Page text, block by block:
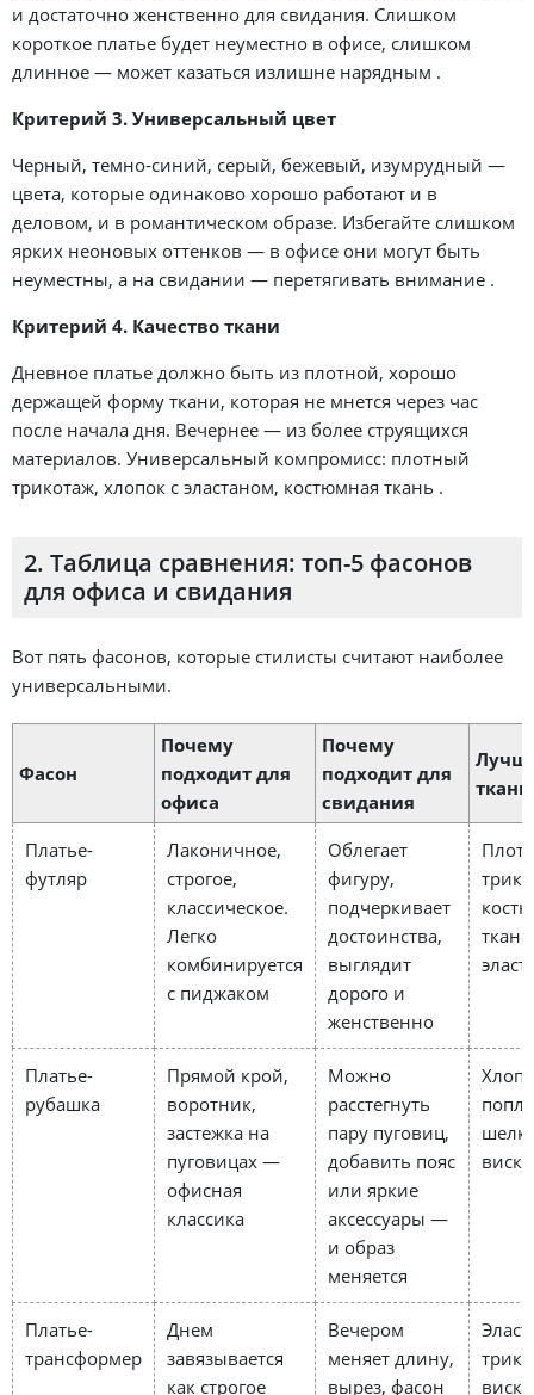
и достаточно женственно для свидания. Слишком
короткое платье будет неуместно в офисе, слишком
длинное — может казаться излишне нарядным .
Критерий 3. Универсальный цвет
Черный, темно-синий, серый, бежевый, изумрудный —
цвета, которые одинаково хорошо работают и в
деловом, и в романтическом образе. Избегайте слишком
ярких неоновых оттенков — в офисе они могут быть
неуместны, а на свидании — перетягивать внимание .
Критерий 4. Качество ткани
Дневное платье должно быть из плотной, хорошо
держащей форму ткани, которая не мнется через час
после начала дня. Вечернее — из более струящихся
материалов. Универсальный компромисс: плотный
трикотаж, хлопок с эластаном, костюмная ткань .
2. Таблица сравнения: топ-5 фасонов
для офиса и свидания
Вот пять фасонов, которые стилисты считают наиболее
универсальными.
Фасон
Почему
подходит для
офиса
Почему
подходит для
свидания
ткань
Платье-
футляр
Лаконичное,
строгое,
классическое.
Легко
комбинируется
с пиджаком
Облегает
фигуру,
подчеркивает
достоинства,
выглядит
дорого и
женственно
Платье-
рубашка
Прямой крой,
воротник,
застежка на
пуговицах —
офисная
классика
Можно
расстегнуть
пару пуговиц,
добавить пояс
или яркие
аксессуары —
и образ
меняется
шелк,
Платье-
трансформер
Днем
завязывается
как строгое
Вечером
меняет длину,
вырез, фасон